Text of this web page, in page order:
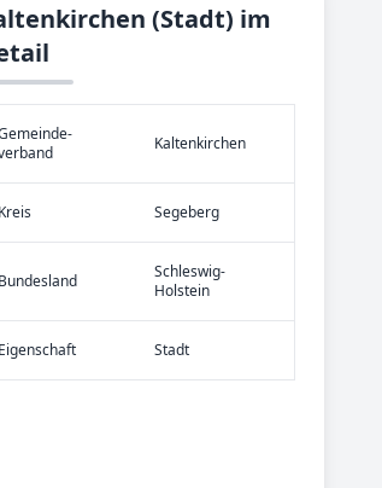
(Stadt) im
Kaltenkirchen
Kreis Segeberg
Bundes­land
Schleswig-
Holstein
Eigen­schaft Stadt